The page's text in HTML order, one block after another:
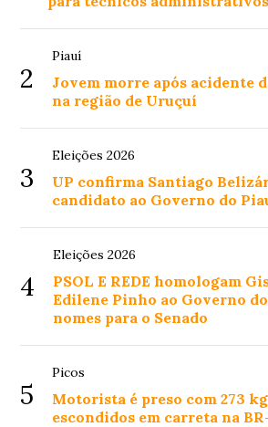
2
Piauí
Jovem morre após acidente
na região de Uruçuí
3
Eleições 2026
UP confirma Santiago
candidato ao Governo do
4
Eleições 2026
PSOL E REDE homologam
Edilene Pinho ao Governo
nomes para o Senado
5
Picos
Motorista é preso com 273
escondidos em carreta na